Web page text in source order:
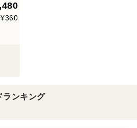
ランキング